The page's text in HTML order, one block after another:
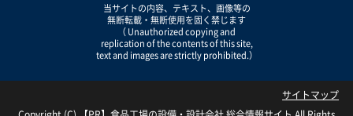
当サイトの内容、テキスト、画像等の
無断転載・無断使用を固く禁じます
（ Unauthorized copying and
replication of the contents of this site,
text and images are strictly prohibited.）
サイトマップ